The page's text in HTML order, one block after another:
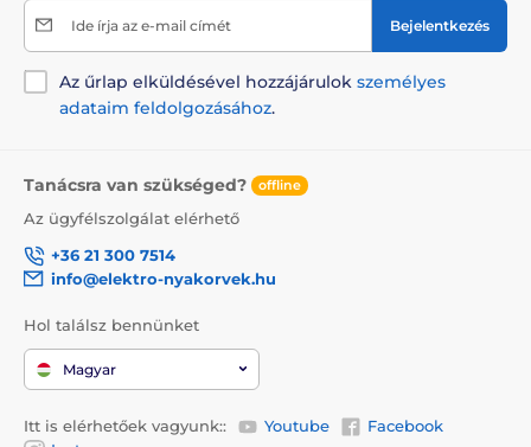
Ide írja az e-mail címét Bejelentkezés
Az űrlap elküldésével hozzájárulok személyes
adataim feldolgozásához.
Tanácsra van szükséged? offline
Az ügyfélszolgálat elérhető
+36 21 300 7514
info@elektro-nyakorvek.hu
Hol találsz bennünket
Magyar
Itt is elérhetőek vagyunk:: Youtube
Facebook